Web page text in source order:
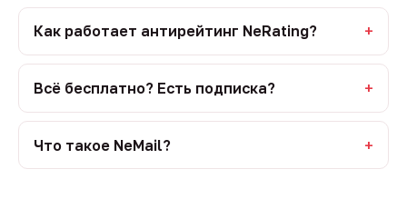
Как работает антирейтинг NeRating?
Всё бесплатно? Есть подписка?
Что такое NeMail?